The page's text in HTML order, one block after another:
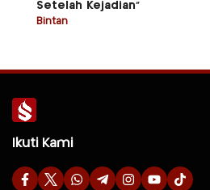
Setelah Kejadian”
Bintan
Ikuti Kami